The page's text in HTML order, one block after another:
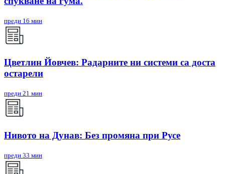
преди 16 мин
Цветлин Йовчев: Радарните ни системи са доста
остарели
преди 21 мин
Нивото на Дунав: Без промяна при Русе
преди 33 мин